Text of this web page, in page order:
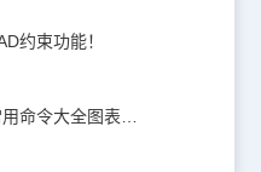
约束功能！